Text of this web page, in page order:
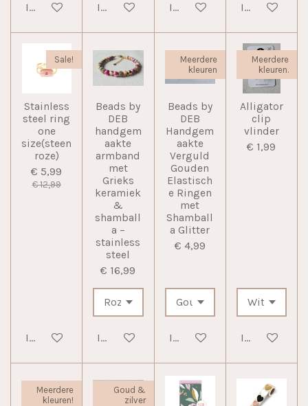
In winkelwagenIn winkelwagenIn winkelwagenIn
Sale!
Stainless
steel ring
one
size(steen
roze)
€ 5,99
€ 12,99
In winkelwagen
Beads by
DEB
handgem
aakte
armband
met
Grieks
keramiek
&
shamball
a –
stainless
steel
€ 16,99
In winkelwagen
Meerdere
kleuren
Beads by
DEB
Handgem
aakte
Verguld
Gouden
Elastisch
e Ringen
met
Shamball
a Glitter
€ 4,99
In winkelwagen
Meerdere
kleuren.
Alligator
clip
vlinder
€ 1,99
In
Meerdere
kleuren!
Goud &
zilver